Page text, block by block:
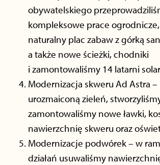
obywatelskiego
kompleksowe prace
naturalny plac zabaw z górką
a także nowe ścieżki, chodniki
i zamontowaliśmy 14 latarni
Modernizacja skweru Ad Astra
urozmaiconą zieleń,
zamontowaliśmy nowe ławki,
nawierzchnię skweru oraz
Modernizacje podwórek – w
działań usuwaliśmy